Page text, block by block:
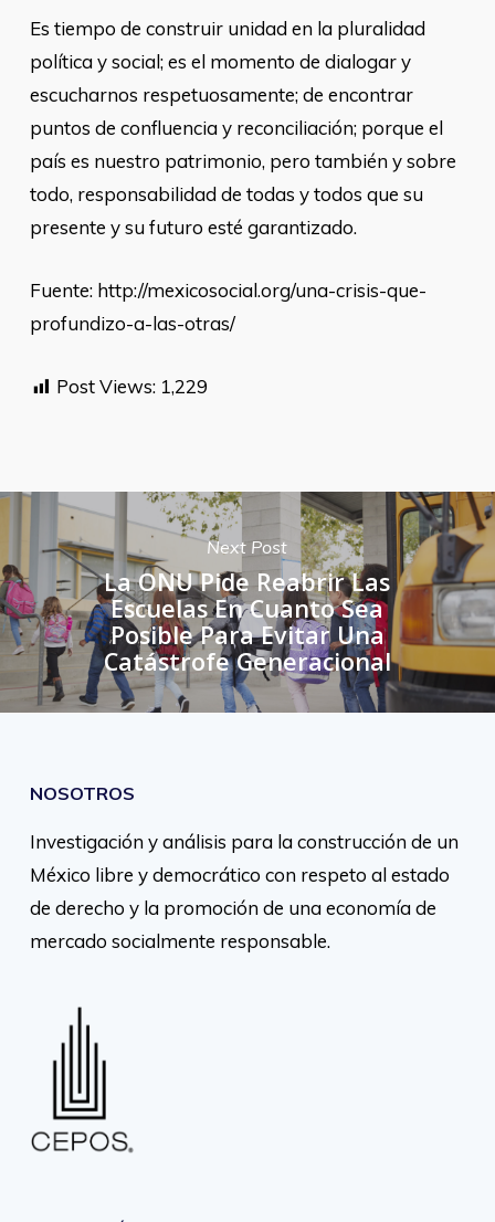
Es tiempo de construir unidad en la pluralidad
política y social; es el momento de dialogar y
escucharnos respetuosamente; de encontrar
puntos de confluencia y reconciliación; porque el
país es nuestro patrimonio, pero también y sobre
todo, responsabilidad de todas y todos que su
presente y su futuro esté garantizado.
Fuente: http://mexicosocial.org/una-crisis-que-
profundizo-a-las-otras/
Post Views: 1,229
Next Post
La ONU Pide Reabrir Las
Escuelas En Cuanto Sea
Posible Para Evitar Una
Catástrofe Generacional
NOSOTROS
Investigación y análisis para la construcción de un
México libre y democrático con respeto al estado
de derecho y la promoción de una economía de
mercado socialmente responsable.